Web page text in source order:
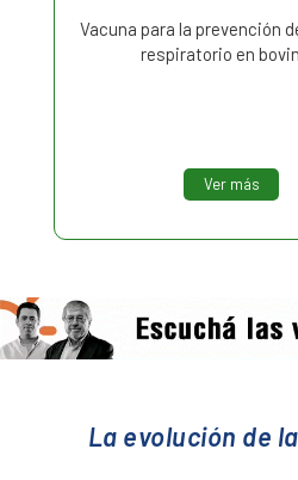
Vacuna para la prevención
respiratorio en
Ver más
La evolución de